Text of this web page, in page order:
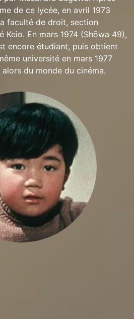
de ce lycée, en avril 1973
faculté de droit, section
Keio. En mars 1974 (Shōwa 49),
encore étudiant, puis obtient
université en mars 1977
du monde du cinéma.